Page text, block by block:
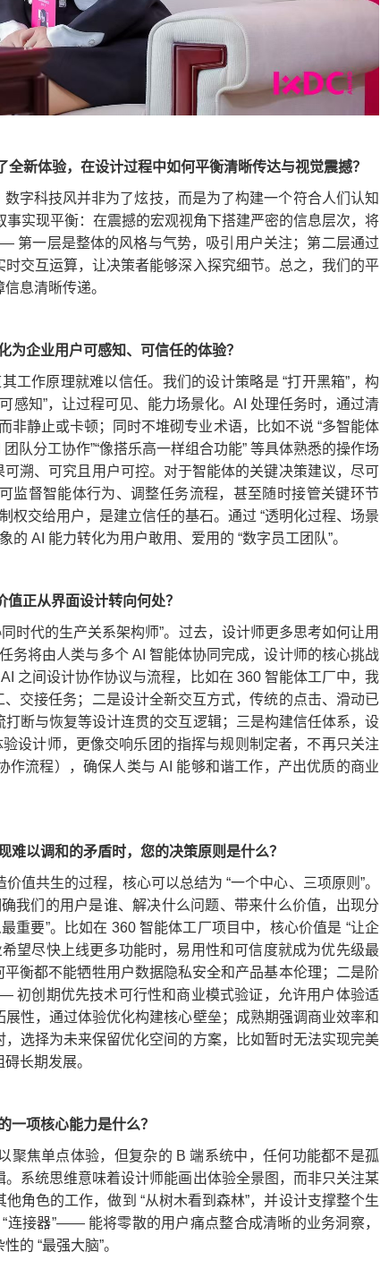
新体验，在设计过程中如何平衡清晰传达与视觉震撼？
字科技风并非为了炫技，而是为了构建一个符合人们认知
事实现平衡：在震撼的宏观视角下搭建严密的信息层次，将
第一层是整体的风格与气势，吸引用户关注；第二层通过
交互运算，让决策者能够深入探究细节。总之，我们的平
息清晰传递。
为企业用户可感知、可信任的体验？
工作原理就难以信任。我们的设计策略是 “打开黑箱”，构
感知”，让过程可见、能力场景化。AI 处理任务时，通过清
非静止或卡顿；同时不堆砌专业术语，比如不说 “多智能体
队分工协作”“像搭乐高一样组合功能” 等具体熟悉的操作场
溯、可究且用户可控。对于智能体的关键决策建议，尽可
监督智能体行为、调整任务流程，甚至随时接管关键环节
交给用户，是建立信任的基石。通过 “透明化过程、场景
AI 能力转化为用户敢用、爱用的 “数字员工团队”。
正从界面设计转向何处？
时代的生产关系架构师”。过去，设计师更多思考如何让用
务将由人类与多个 AI 智能体协同完成，设计师的核心挑战
之间设计协作协议与流程，比如在 360 智能体工厂中，我
交接任务；二是设计全新交互方式，传统的点击、滑动已
断与恢复等设计连贯的交互逻辑；三是构建信任体系，设
设计师，更像交响乐团的指挥与规则制定者，不再只关注
作流程），确保人类与 AI 能够和谐工作，产出优质的商业
以调和的矛盾时，您的决策原则是什么？
值共生的过程，核心可以总结为 “一个中心、三项原则”。
我们的用户是谁、解决什么问题、带来什么价值，出现分
重要”。比如在 360 智能体工厂项目中，核心价值是 “让企
望尽快上线更多功能时，易用性和可信度就成为优先级最
衡都不能牺牲用户数据隐私安全和产品基本伦理；二是阶
创期优先技术可行性和商业模式验证，允许用户体验适
性，通过体验优化构建核心壁垒；成熟期强调商业效率和
选择为未来保留优化空间的方案，比如暂时无法实现完美
长期发展。
一项核心能力是什么？
聚焦单点体验，但复杂的 B 端系统中，任何功能都不是孤
系统思维意味着设计师能画出体验全景图，而非只关注某
角色的工作，做到 “从树木看到森林”，并设计支撑整个生
连接器”—— 能将零散的用户痛点整合成清晰的业务洞察，
的 “最强大脑”。